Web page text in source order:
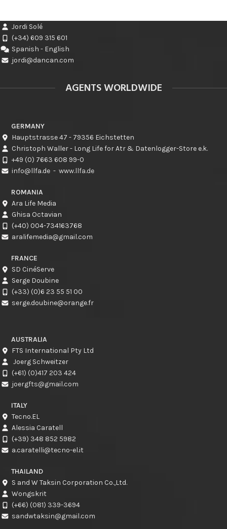
Jordi Solé
(+34) 609 315 601
Spanish - English
jordi@dancan.com
AGENTS WORLDWIDE
GERMANY
Hauptstrasse 47 - 79356 Eichstetten
Christoph Waller - Long Life for Atr & Datenlogger-Store e.k.
+49 (0) 7663 608 99-0
info@llfa.de - www.llfa.de
ROMANIA
Ara Life Media
Ghisa Octavian
(+40) 004-734163768
aralifemedia@gmail.com
FRANCE
SD CinéServe
Serge Doubine
(+33) (0)6 23 55 51 00
serge.doubine@orange.fr
AUSTRALIA
FTS International Pty Ltd
Joerg Schweitzer
(+61) (0)417 203 424
joergfts@gmail.com
ITALY
Tecno.EL
Alessia Caratell
(+39) 348 852 5982
a.caratelli@tecno-el.it
THAILAND
S and W Taksin Corporation Co.,Ltd.
Wongskrit
(+66) (081) 339-3694
sandwtaksin@gmail.com